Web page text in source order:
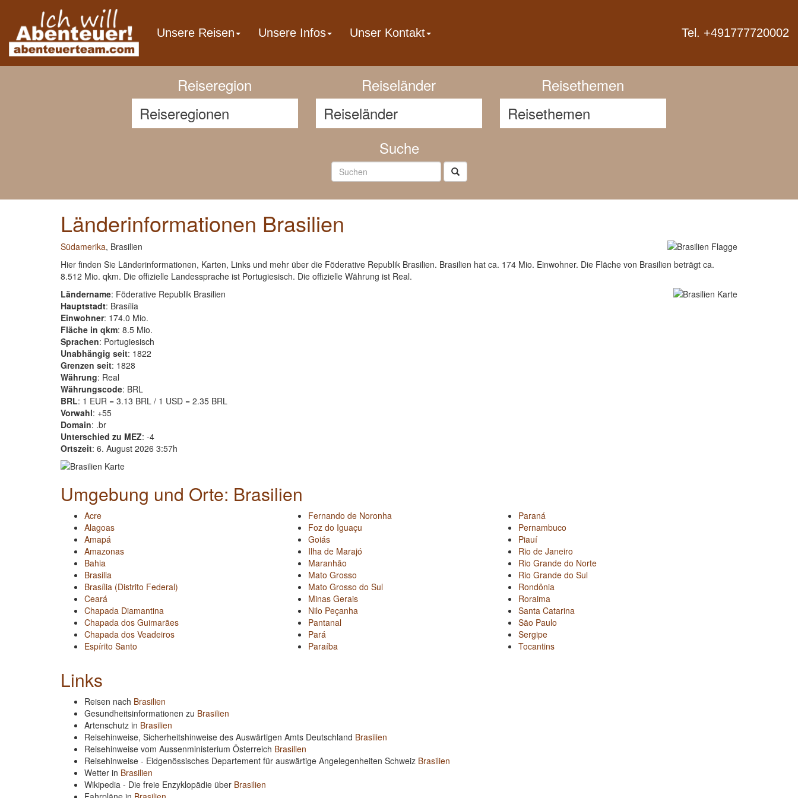
Previous
Reiseregion Reiseländer Reisethemen
Suche
Länderinformationen Brasilien
Südamerika, Brasilien
Hier finden Sie Länderinformationen, Karten, Links und mehr über die Föderative Republik Brasilien. Brasilien hat ca. 174 Mio. Einwohner. Die Fläche von Brasilien beträgt ca.
8.512 Mio. qkm. Die offizielle Landessprache ist Portugiesisch. Die offizielle Währung ist Real.
Ländername: Föderative Republik Brasilien
Hauptstadt: Brasília
Einwohner: 174.0 Mio.
Fläche in qkm: 8.5 Mio.
Sprachen: Portugiesisch
Unabhängig seit: 1822
Grenzen seit: 1828
Währung: Real
Währungscode: BRL
BRL: 1 EUR = 3.13 BRL / 1 USD = 2.35 BRL
Vorwahl: +55
Domain: .br
Unterschied zu MEZ: -4
Ortszeit: 6. August 2026 3:57h
Umgebung und Orte: Brasilien
Acre
Alagoas
Amapá
Amazonas
Bahia
Brasilia
Brasília (Distrito Federal)
Ceará
Chapada Diamantina
Chapada dos Guimarães
Chapada dos Veadeiros
Espírito Santo
Fernando de Noronha
Foz do Iguaçu
Goiás
Ilha de Marajó
Maranhão
Mato Grosso
Mato Grosso do Sul
Minas Gerais
Nilo Peçanha
Pantanal
Pará
Paraíba
Paraná
Pernambuco
Piauí
Rio de Janeiro
Rio Grande do Norte
Rio Grande do Sul
Rondônia
Roraima
Santa Catarina
São Paulo
Sergipe
Tocantins
Links
Reisen nach Brasilien
Gesundheitsinformationen zu Brasilien
Artenschutz in Brasilien
Reisehinweise, Sicherheitshinweise des Auswärtigen Amts Deutschland Brasilien
Reisehinweise vom Aussenministerium Österreich Brasilien
Reisehinweise - Eidgenössisches Departement für auswärtige Angelegenheiten Schweiz Brasilien
Wetter in Brasilien
Wikipedia - Die freie Enzyklopädie über Brasilien
Unsere Reisen Unsere Infos Unser Kontakt Tel. +491777720002